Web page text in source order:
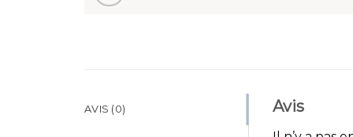
AVIS (0) Avis